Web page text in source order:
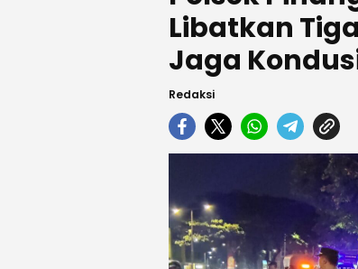
Libatkan
Jaga
Redaksi